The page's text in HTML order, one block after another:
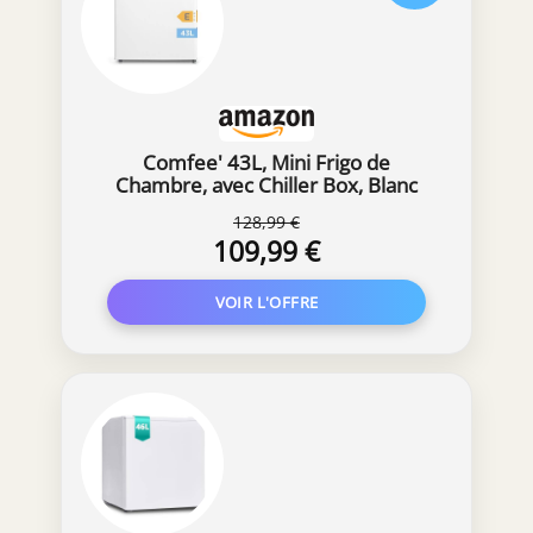
Comfee' 43L, Mini Frigo de
Chambre, avec Chiller Box, Blanc
128,99 €
109,99 €